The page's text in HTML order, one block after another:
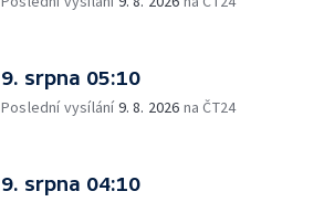
9. srpna 05:10
Poslední vysílání9. 8. 2026 na ČT24
9. srpna 04:10